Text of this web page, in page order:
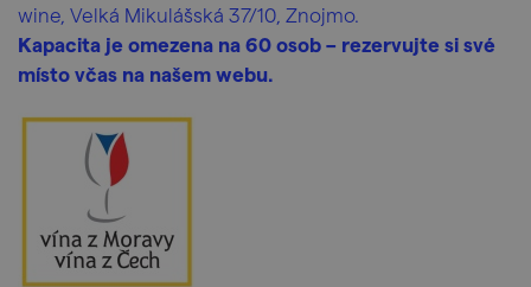
wine, Velká Mikulášská 37/10, Znojmo.
Kapacita je omezena na 60 osob – rezervujte si své
místo včas na našem webu.